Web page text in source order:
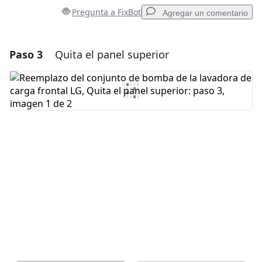
Pregunta a FixBot Agregar un comentario
Agregar un comentario
Agregar Comentario
Paso 3 Quita el panel superior